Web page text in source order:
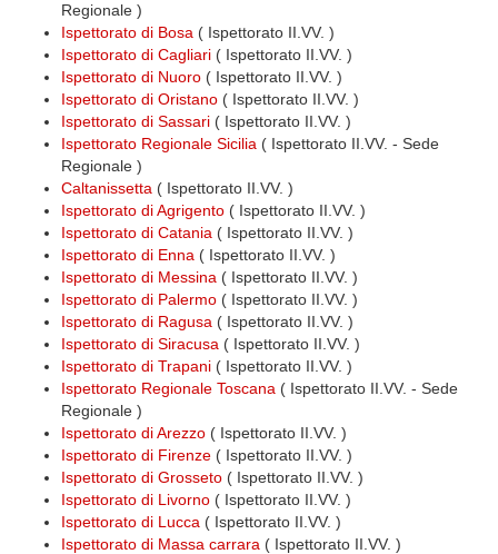
Regionale )
Ispettorato di Bosa ( Ispettorato II.VV. )
Ispettorato di Cagliari ( Ispettorato II.VV. )
Ispettorato di Nuoro ( Ispettorato II.VV. )
Ispettorato di Oristano ( Ispettorato II.VV. )
Ispettorato di Sassari ( Ispettorato II.VV. )
Ispettorato Regionale Sicilia ( Ispettorato II.VV. - Sede
Regionale )
Caltanissetta ( Ispettorato II.VV. )
Ispettorato di Agrigento ( Ispettorato II.VV. )
Ispettorato di Catania ( Ispettorato II.VV. )
Ispettorato di Enna ( Ispettorato II.VV. )
Ispettorato di Messina ( Ispettorato II.VV. )
Ispettorato di Palermo ( Ispettorato II.VV. )
Ispettorato di Ragusa ( Ispettorato II.VV. )
Ispettorato di Siracusa ( Ispettorato II.VV. )
Ispettorato di Trapani ( Ispettorato II.VV. )
Ispettorato Regionale Toscana ( Ispettorato II.VV. - Sede
Regionale )
Ispettorato di Arezzo ( Ispettorato II.VV. )
Ispettorato di Firenze ( Ispettorato II.VV. )
Ispettorato di Grosseto ( Ispettorato II.VV. )
Ispettorato di Livorno ( Ispettorato II.VV. )
Ispettorato di Lucca ( Ispettorato II.VV. )
Ispettorato di Massa carrara ( Ispettorato II.VV. )